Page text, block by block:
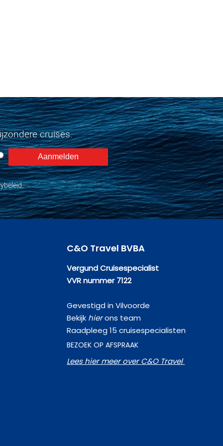
cruises.
C&O Travel BVBA
Vergund Cruisespecialist
VVR nummer 7122
Gevestigd in Vilvoorde
Bekijk hierons team
Raadpleeg 15 cruisespecialisten
BEZOEK OP AFSPRAAK
Lees hier meer over C&O Travel